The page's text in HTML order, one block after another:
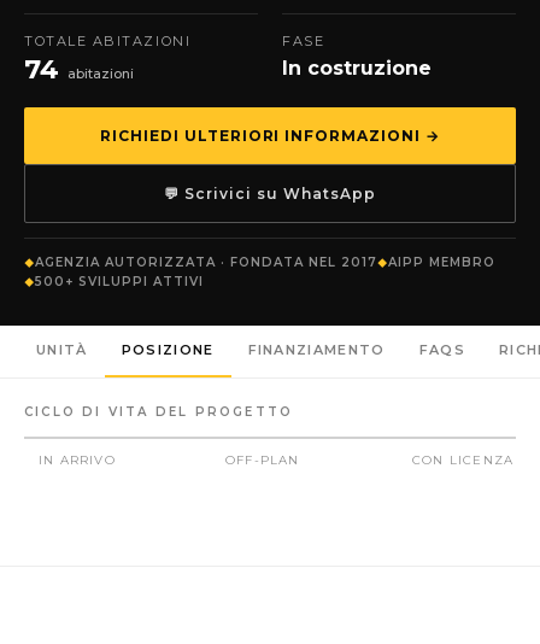
TOTALE ABITAZIONI
74 abitazioni
FASE
In costruzione
RICHIEDI ULTERIORI INFORMAZIONI →
💬 Scrivici su WhatsApp
AGENZIA AUTORIZZATA · FONDATA NEL 2017
AIPP MEMBRO
500+ SVILUPPI ATTIVI
UNITÀ POSIZIONE FINANZIAMENTO FAQS
CICLO DI VITA DEL PROGETTO
IN ARRIVO OFF-PLAN CON LICENZA